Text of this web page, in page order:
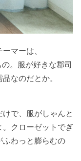
マーは、
。服が好きな郡司
なのだとか。
けで、服がしゃんと
クローゼットでぎ
ふわっと膨らむの